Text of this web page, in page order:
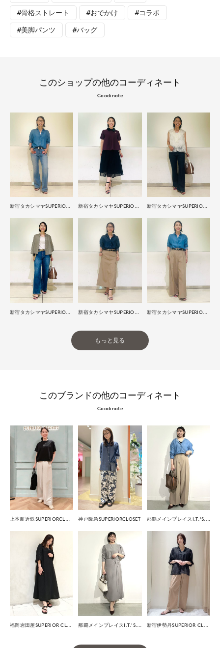
#骨格ストレート #おでかけ #コラボ
#美脚パンツ #バッグ
このショップの他のコーディネート
Coodinate
もっと見る
このブランドの他のコーディネート
Coodinate
神戸阪急SUPERIORCLOSET